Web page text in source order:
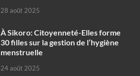
28 août 2025
À Sikoro: Citoyenneté-Elles forme
30 filles sur la gestion de l’hygiène
menstruelle
24 août 2025